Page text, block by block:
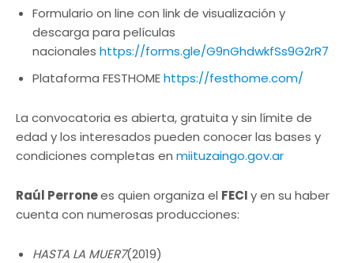
Formulario on line con link de visualización y
descarga para películas
nacionales https://forms.gle/G9nGhdwkfSs9G2rR7
Plataforma FESTHOMEhttps://festhome.com/
La convocatoria es abierta, gratuita y sin límite de
edad y los interesados pueden conocer las bases y
condiciones completas en miituzaingo.gov.ar
Raúl Perronees quien organiza el FECIy en su haber
cuenta con numerosas producciones:
HASTA LA MUER7(2019)